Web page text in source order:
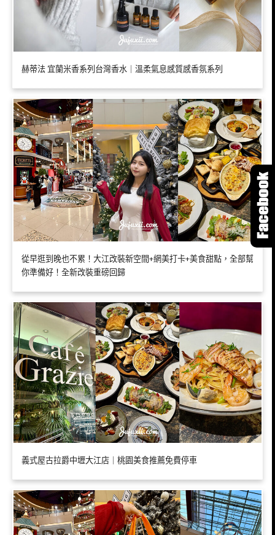
赫蒂法 宜蘭米香系列台灣香水｜溫柔氣息感質感香氛系列
從早逛到晚也不累！大江改裝新空間+網美打卡+美食甜點，全部幫
你準備好！全新改裝重磅回歸
義式屋古拉爵中壢大江店｜桃園美食推薦免費停車